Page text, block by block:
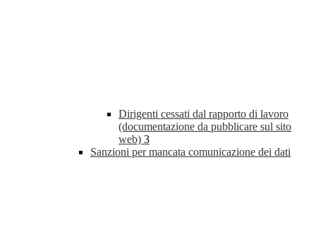
Dirigenti cessati dal rapporto di lavoro
(documentazione da pubblicare sul sito
web) 3
Sanzioni per mancata comunicazione dei dati